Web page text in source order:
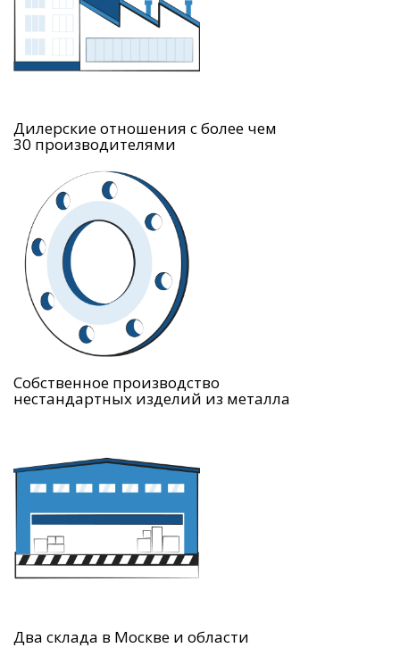
Дилерские отношения с более чем
30 производителями
Собственное производство
нестандартных изделий из металла
Два склада в Москве и области